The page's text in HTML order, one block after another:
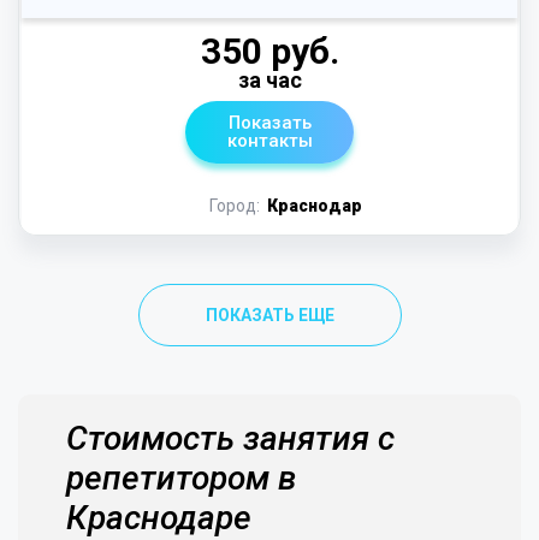
Город: Краснодар
350 руб.
за час
Показать
контакты
ПОКАЗАТЬ ЕЩЕ
Стоимость занятия с
репетитором в
Краснодаре